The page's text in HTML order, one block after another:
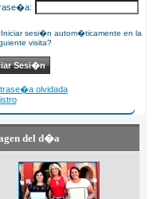
sesi�n autom�ticamente en la
visita?
olvidada
del d�a